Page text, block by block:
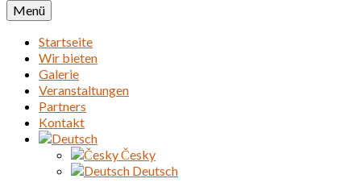
Menü
Startseite
Wir bieten
Galerie
Veranstaltungen
Partners
Kontakt
Česky
Deutsch